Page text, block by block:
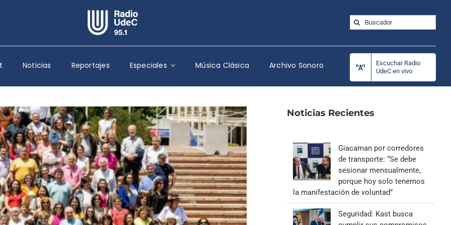
Escuchar Radio UdeC en vivo
Quiénes Somos
Programación
Podcast
Noticias
Reportajes
Columnas
Música Clásica
Especiales
Buscar:
Noticias Reportajes Especiales Música Clásica Archivo Sonoro
Escuchar Radio
UdeC en vivo
Noticias Recientes
Giacaman por corredores
de transporte: “Se debe
sesionar mensualmente,
porque hoy solo tenemos
la manifestación de voluntad”
Seguridad: Kast busca